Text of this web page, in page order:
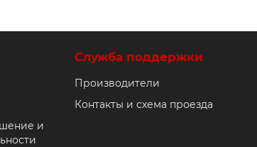
и
Служба поддержки
Производители
Контакты и схема проезда